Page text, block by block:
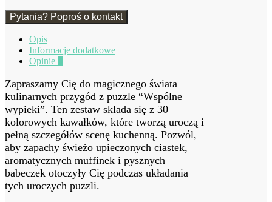
Pytania? Poproś o kontakt
Opis
Informacje dodatkowe
Opinie
Zapraszamy Cię do magicznego świata
kulinarnych przygód z puzzle “Wspólne
wypieki”. Ten zestaw składa się z 30
kolorowych kawałków, które tworzą uroczą i
pełną szczegółów scenę kuchenną. Pozwól,
aby zapachy świeżo upieczonych ciastek,
aromatycznych muffinek i pysznych
babeczek otoczyły Cię podczas układania
tych uroczych puzzli.